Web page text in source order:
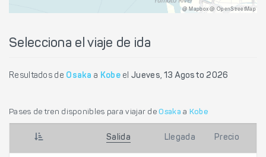
@ Mapbox @ OpenStreetMap
Selecciona el viaje de ida
Resultados de Osaka a KobeelJueves, 13 Agosto 2026
Pases de tren disponibles para viajar deOsaka a Kobe
Salida Llegada Precio